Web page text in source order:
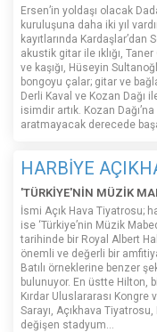
Ersen’in yoldaşı olacak
kuruluşuna daha iki yıl
kayıtlarında Kardaşlar’dan
akustik gitar ile ıklığı,
ve kaşığı, Hüseyin
bongoyu çalar; gitar ve
Derli Kaval ve Kozan Dağı
isimdir artık. Kozan
aratmayacak derecede
HARBİYE
'TÜRKİYE'NİN MÜZİK
İsmi Açık Hava Tiyatrosu;
ise ‘Türkiye’nin Müzik
tarihinde bir Royal Albert
önemli ve değerli bir
Batılı örneklerine benzer
bulunuyor. En üstte Hilton,
Kırdar Uluslararası Kongre
Sarayı, Açıkhava
değişen stadyum…